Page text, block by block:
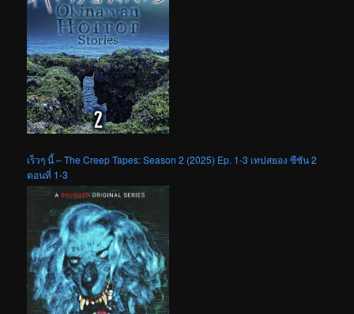
เร็วๆ นี้ – The Creep Tapes: Season 2 (2025) Ep. 1-3 เทปสยอง ซีซัน 2
ตอนที่ 1-3